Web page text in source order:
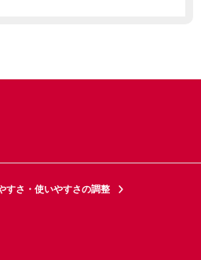
すさ・使いやすさの調整